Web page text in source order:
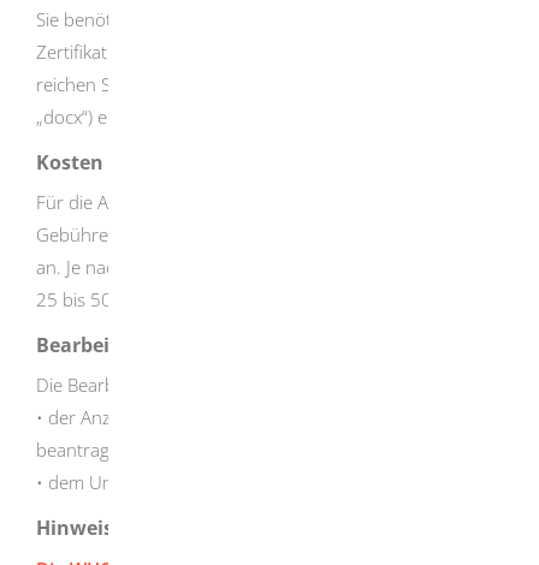
Sie benötigen die vorab ausgefüllte Vorlage WHO-
Zertifikat (produktbezogen / Zulassungsstatus). Bitte
reichen Sie diese als Word-Dokument (Dateiformat
„docx“) ein.
Kosten
Für die Ausstellung von WHO-Zertifikaten fallen
Gebühren entsprechend der Landesgebührenordnung
an. Je nach Umfang beziehungsweise Aufwand sind dies
25 bis 500 Euro.
Bearbeitungsdauer
Die Bearbeitungsdauer ist unter anderem abhängig von
• der Anzahl der Arzneimittel, für die ein WHO-Zertifikat
beantragt wird
• dem Umfang der einzelnen Anträge
Hinweise